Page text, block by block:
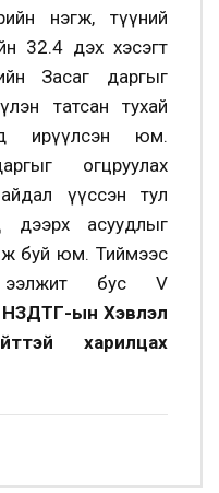
нэгж, түүний
32.4 дэх хэсэгт
Засаг даргыг
татсан тухай
ирүүлсэн юм.
огцруулах
үүссэн тул
дээрх асуудлыг
буй юм. Тиймээс
ээлжит бус V
ын Хэвлэл
харилцах